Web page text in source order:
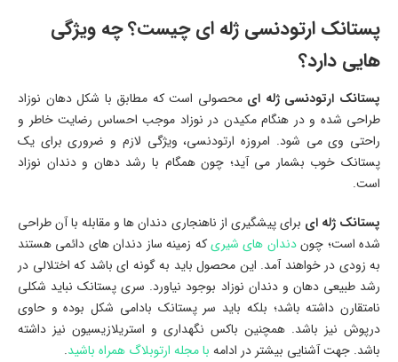
پستانک ارتودنسی ژله ای چیست؟ چه ویژگی
هایی دارد؟
پستانک ارتودنسی ژله ای محصولی است که مطابق با شکل دهان نوزاد
طراحی شده و در هنگام مکیدن در نوزاد موجب احساس رضایت خاطر و
راحتی وی می شود. امروزه ارتودنسی، ویژگی لازم و ضروری برای یک
پستانک خوب بشمار می آید؛ چون همگام با رشد دهان و دندان نوزاد
است.
پستانک ژله ای برای پیشگیری از ناهنجاری دندان ها و مقابله با آن طراحی
شده است؛ چوندندان های شیریکه زمینه ساز دندان های دائمی هستند
به زودی در خواهند آمد. این محصول باید به گونه ای باشد که اختلالی در
رشد طبیعی دهان و دندان نوزاد بوجود نیاورد. سری پستانک نباید شکلی
نامتقارن داشته باشد؛ بلکه باید سر پستانک بادامی شکل بوده و حاوی
درپوش نیز باشد. همچنین باکس نگهداری و استریلازیسیون نیز داشته
باشد. جهت آشنایی بیشتر در ادامه با مجله ارتوبلاگ همراه باشید.